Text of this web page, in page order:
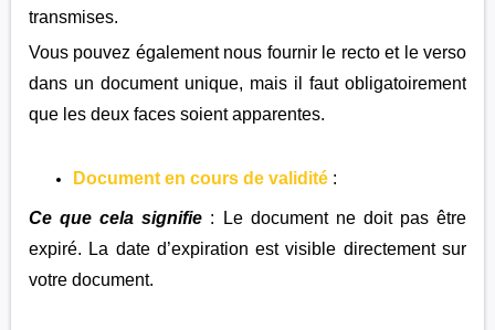
transmises.
Vous pouvez également nous fournir le recto et le verso
dans un document unique, mais il faut obligatoirement
que les deux faces soient apparentes.
Document en cours de validité :
Ce que cela signifie : Le document ne doit pas être
expiré. La date d’expiration est visible directement sur
votre document.